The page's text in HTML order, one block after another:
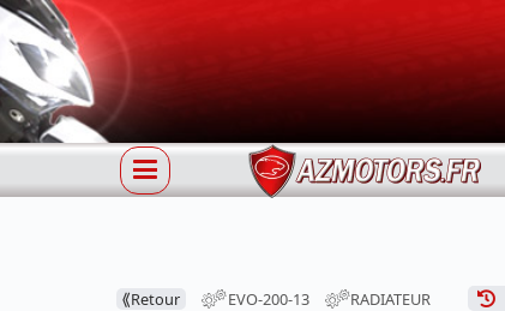
⟪Retour EVO-200-13 RADIATEUR